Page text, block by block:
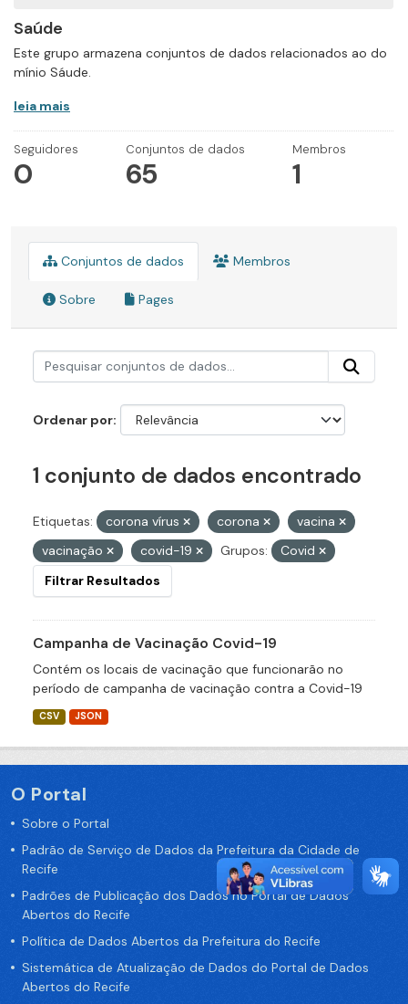
Saúde
Este grupo armazena conjuntos de dados relacionados ao do
mínio Sáude.
leia mais
Seguidores
0
Conjuntos de dados
65
Membros
1
Conjuntos de dados Membros
Sobre Pages
Ordenar por
1 conjunto de dados encontrado
Etiquetas: corona vírus corona
vacina
vacinação
covid-19 Grupos:
Covid
Filtrar Resultados
Campanha de Vacinação Covid-19
Contém os locais de vacinação que funcionarão no
período de campanha de vacinação contra a Covid-19
CSV JSON
O Portal
Sobre o Portal
Padrão de Serviço de Dados da Prefeitura da Cidade de
Recife
Padrões de Publicação dos Dados no Portal de Dados
Abertos do Recife
Política de Dados Abertos da Prefeitura do Recife
Sistemática de Atualização de Dados do Portal de Dados
Abertos do Recife